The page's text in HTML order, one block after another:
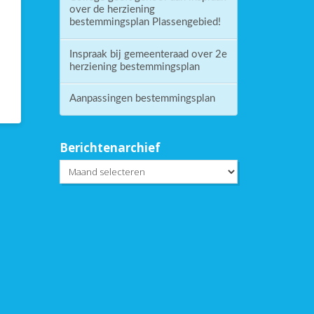
over de herziening
bestemmingsplan Plassengebied!
Inspraak bij gemeenteraad over 2e
herziening bestemmingsplan
Aanpassingen bestemmingsplan
Berichtenarchief
Berichtenarchief